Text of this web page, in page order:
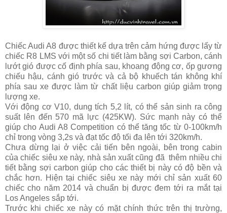
Chiếc Audi A8 được thiết kế dựa trên cảm hứng được lấy từ
chiếc R8 LMS với một số chi tiết làm bằng sợi Carbon, cánh
lướt gió được cố định phía sau, khoang động cơ, ốp gương
chiếu hậu, cánh gió trước và cả bộ khuếch tán không khí
phía sau xe được làm từ chất liệu carbon giúp giảm trọng
lượng xe.
Với động cơ V10, dung tích 5,2 lít, có thể sản sinh ra công
suất lên đến 570 mã lực (425KW). Sức mạnh này có thể
giúp cho Audi A8 Competition có thể tăng tốc từ 0-100km/h
chỉ trong vòng 3,2s và đạt tốc độ tối đa lên tới 320km/h.
Chưa dừng lại ở việc cải tiến bên ngoài, bên trong cabin
của chiếc siêu xe này, nhà sản xuất cũng đã thêm nhiều chi
tiết bằng sợi carbon giúp cho các thiết bị này có độ bền và
chắc hơn. Hiện tại chiếc siêu xe này mới chỉ sản xuất 60
chiếc cho năm 2014 và chuẩn bị được đem tới ra mắt tại
Los Angeles sắp tới.
Trước khi chiếc xe này có mặt chính thức trên thị trường,